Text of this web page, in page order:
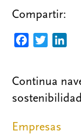
Compartir:
e
b
o
t
t
r
k
e
Continua
Empresas